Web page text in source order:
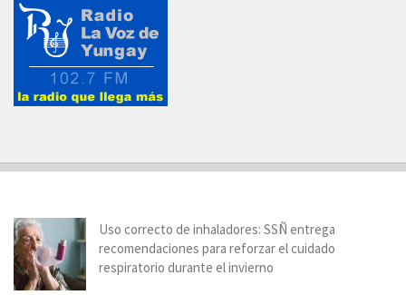
Uso correcto de inhaladores: SSÑ entrega
recomendaciones para reforzar el cuidado
respiratorio durante el invierno